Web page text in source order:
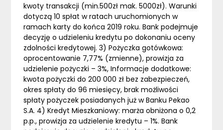
kwoty transakcji (min.500zł mak. 5000zł). Warunki
dotyczą 10 spłat w ratach uruchomionych w
ramach karty do końca 2019 roku. Bank podejmuje
decyzję o udzieleniu kredytu po dokonaniu oceny
zdolności kredytowej. 3) Pożyczka gotówkowa:
oprocentowanie 7,77% (zmienne), prowizja za
udzielenie pożyczki – 3%, Informacje dodatkowe:
kwota pożyczki do 200 000 zł bez zabezpieczeń,
okres spłaty do 96 miesięcy, brak możliwości
spłaty pożyczek posiadanych już w Banku Pekao
S.A. 4) Kredyt Mieszkaniowy: marża obniżona o 0,2
p.p., prowizja za udzielenie kredytu – 1%. Bank